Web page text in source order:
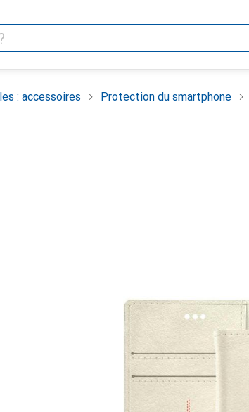
: accessoires Protection du smartphone